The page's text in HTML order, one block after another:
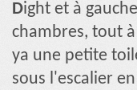
Dight et à
chambres, tout
ya une petite
sous l'escalier